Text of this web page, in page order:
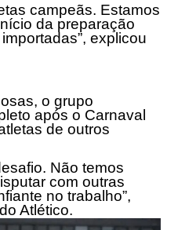
campeãs. Estamos
da preparação
explicou
o grupo
após o Carnaval
de outros
Não temos
com outras
no trabalho”,
Atlético.